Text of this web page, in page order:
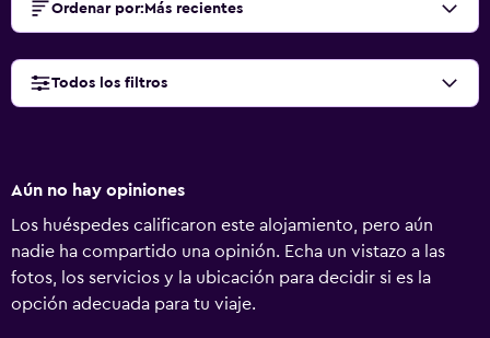
Ordenar por: Más recientes
Todos los filtros
Aún no hay opiniones
Los huéspedes calificaron este alojamiento, pero aún
nadie ha compartido una opinión. Echa un vistazo a las
fotos, los servicios y la ubicación para decidir si es la
opción adecuada para tu viaje.